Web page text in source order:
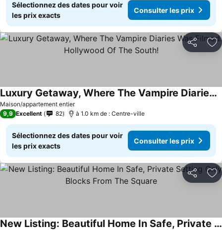
Sélectionnez des dates pour voir
les prix exacts
Consulter les prix
Partager
Maison/appartement entier
Luxury Getaway, Where The Vampire Diaries Was Filmed. Hollywood Of The South!
Consulter les prix
9,9 Excellent 82 à 1.0 km de : Centre-ville
Sélectionnez des dates pour voir
les prix exacts
Consulter les prix
Partager
New Listing: Beautiful Home In Safe, Private Setting Only Blocks From The Square